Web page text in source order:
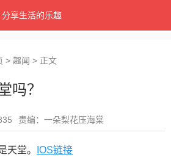
分享生活的乐趣
> 趣闻 > 正文
吗？
责编：一朵梨花压海棠
天堂。 IOS链接